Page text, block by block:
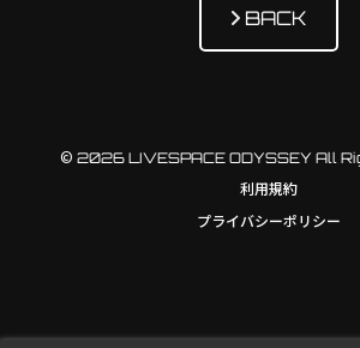
BACK
© 2026 LIVESPACE ODYSSEY All
利用規約
プライバシーポリシー